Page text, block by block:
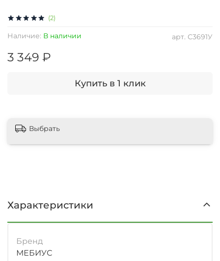
(2)
арт. С3691У
Наличие: В наличии
3 349 ₽
Купить в 1 клик
Выбрать
Характеристики
Бренд
МЕБИУС